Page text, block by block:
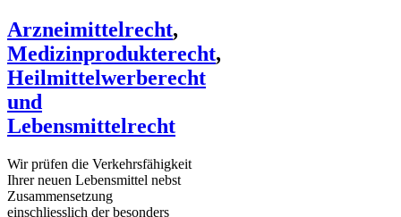
Arzneimittelrecht,
Medizinprodukterecht,
Heilmittelwerberecht
und
Lebensmittelrecht
Wir prüfen die Verkehrsfähigkeit
Ihrer neuen Lebensmittel nebst
Zusammensetzung
einschliesslich der besonders